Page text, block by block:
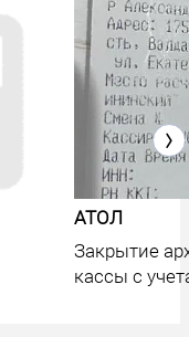
кассой
АТОЛ
Закрытие
кассы с